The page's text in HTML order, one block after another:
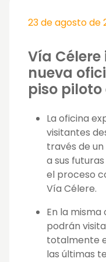
23 de agosto de
Vía
nueva
piso piloto
La oficina
visitantes
través de
a sus
el proceso
Vía Célere.
En la misma
podrán
totalmente
las últimas